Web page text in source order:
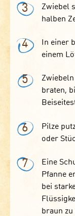
3
Zwiebel
halben
4
In einer
einem
5
braten,
6
Pilze
oder
7
Eine
Pfanne
bei
braun